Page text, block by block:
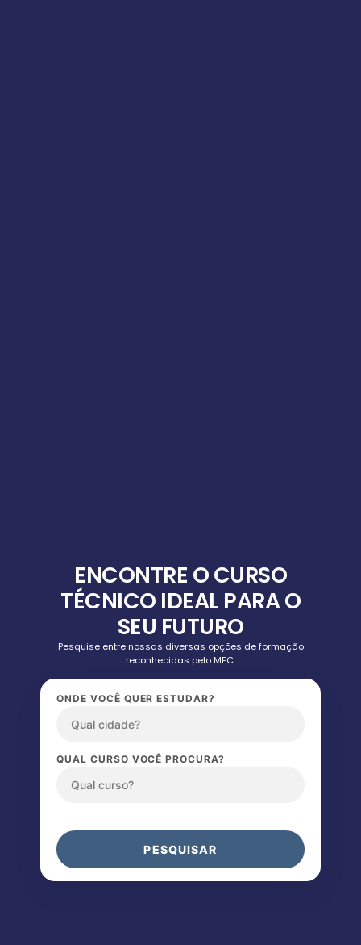
ENCONTRE O CURSO
TÉCNICO IDEAL PARA O
SEU FUTURO
Pesquise entre nossas diversas opções de formação
reconhecidas pelo MEC.
ONDE VOCÊ QUER ESTUDAR?
QUAL CURSO VOCÊ PROCURA?
PESQUISAR